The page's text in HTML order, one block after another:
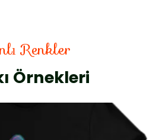
Renkler
Örnekleri